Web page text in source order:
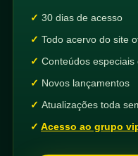
30 dias de acesso
Todo acervo do site
Conteúdos especiais
Novos lançamentos
Atualizações toda
Acesso ao grupo